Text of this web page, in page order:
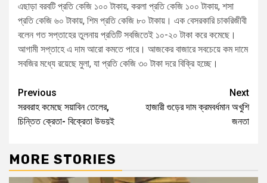
এছাড়া বরবটি প্রতি কেজি ১০০ টাকায়, করলা প্রতি কেজি ১০০ টাকায়, শসা
প্রতি কেজি ৬০ টাকায়, শিম প্রতি কেজি ৮০ টাকায়। এক বেসরকারি চাকরিজীবী
বলেন গত সপ্তাহের তুলনায় প্রতিটি সবজিতেই ১০-২০ টাকা করে কমেছে।
আগামী সপ্তাহে এ দাম আরো কমতে পারে। আজকের বাজারে সবচেয়ে কম দামে
সবজির মধ্যে রয়েছে মুলা, যা প্রতি কেজি ৩০ টাকা দরে বিক্রি হচ্ছে।
Previous
সরবরাহ কমেছে সয়াবিন তেলের,
চিন্তিত ক্রেতা- বিক্রেতা উভয়ই
Next
হাজারী গুড়ের দাম ক্রমবর্ধমান অখুশি
জনতা
MORE STORIES